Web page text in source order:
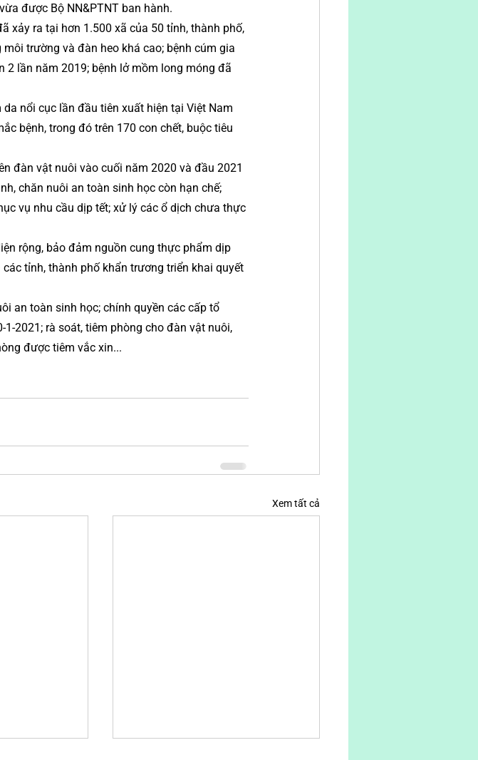
được Bộ NN&PTNT ban hành.
xảy ra tại hơn 1.500 xã của 50 tỉnh, thành phố,
trường và đàn heo khá cao; bệnh cúm gia
2 lần năm 2019; bệnh lở mồm long móng đã
nổi cục lần đầu tiên xuất hiện tại Việt Nam
bệnh, trong đó trên 170 con chết, buộc tiêu
đàn vật nuôi vào cuối năm 2020 và đầu 2021
chăn nuôi an toàn sinh học còn hạn chế;
vụ nhu cầu dịp tết; xử lý các ổ dịch chưa thực
rộng, bảo đảm nguồn cung thực phẩm dịp
tỉnh, thành phố khẩn trương triển khai quyết
an toàn sinh học; chính quyền các cấp tổ
2021; rà soát, tiêm phòng cho đàn vật nuôi,
được tiêm vắc xin...
Xem tất cả